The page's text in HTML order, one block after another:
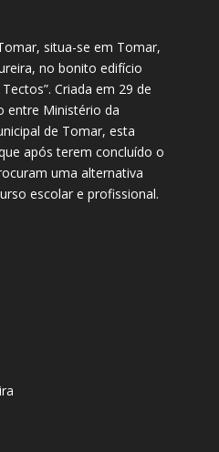
situa-se em Tomar,
no bonito edifício
Criada em 29 de
entre Ministério da
de Tomar, esta
após terem concluído o
uma alternativa
escolar e profissional.